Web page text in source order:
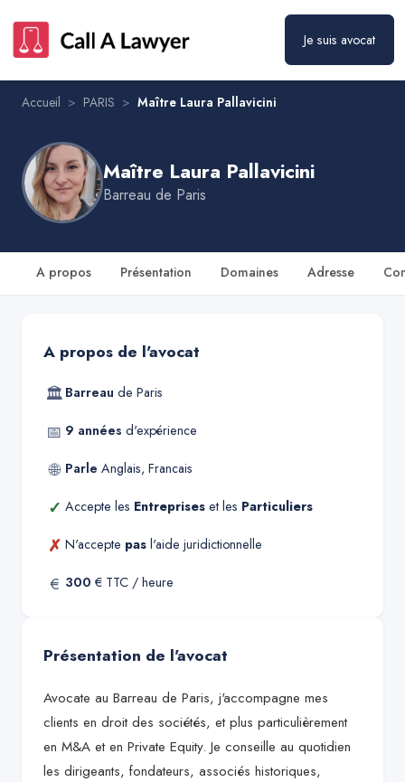
Je suis avocat
Accueil > PARIS > Maître Laura Pallavicini
Maître Laura Pallavicini
Barreau de Paris
A propos Présentation Domaines Adresse
A propos de l'avocat
🏛 Barreau de Paris
📅 9 années d'expérience
🌐 Parle Anglais, Francais
✓ Accepte les Entreprises et les Particuliers
✗ N'accepte pas l'aide juridictionnelle
€ 300 € TTC / heure
Présentation de l'avocat
Avocate au Barreau de Paris, j'accompagne mes
clients en droit des sociétés, et plus particulièrement
en M&A et en Private Equity. Je conseille au quotidien
les dirigeants, fondateurs, associés historiques,